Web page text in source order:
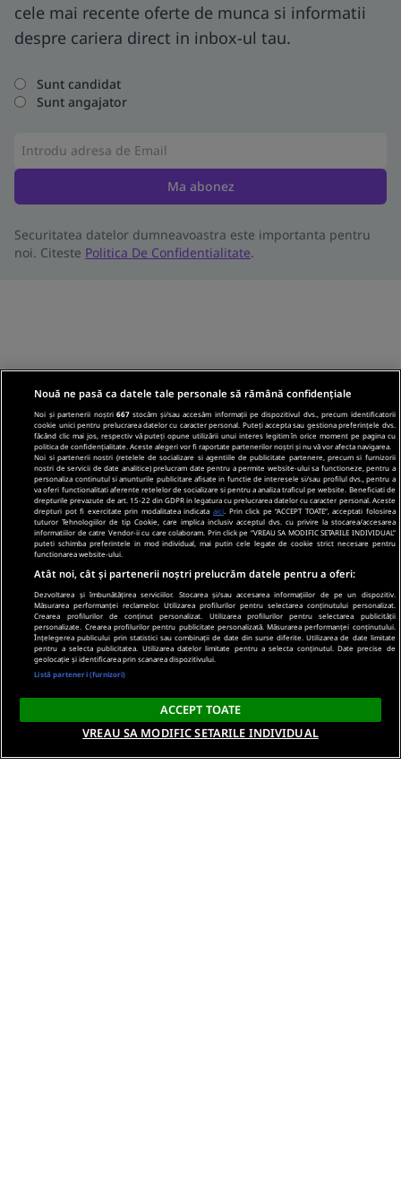
cele mai recente oferte de munca si informatii
despre cariera direct in inbox-ul tau.
Sunt candidat
Sunt angajator
Ma abonez
Securitatea datelor dumneavoastra este importanta pentru
noi. Citeste Politica De Confidentialitate.
Nouă ne pasă ca datele tale personale să rămână confidențiale
Noi și partenerii noștri667 stocăm și/sau accesăm informații pe dispozitivul dvs., precum identificatorii
cookie unici pentru prelucrarea datelor cu caracter personal. Puteți accepta sau gestiona preferințele dvs.
făcând clic mai jos, respectiv vă puteți opune utilizării unui interes legitim în orice moment pe pagina cu
politica de confidențialitate. Aceste alegeri vor fi raportate partenerilor noștri și nu vă vor afecta navigarea.
Noi si partenerii nostri (retelele de socializare si agentiile de publicitate partenere, precum si furnizorii
nostri de servicii de date analitice) prelucram date pentru a permite website-ului sa functioneze, pentru a
personaliza continutul si anunturile publicitare afisate in functie de interesele si/sau profilul dvs., pentru a
va oferi functionalitati aferente retelelor de socializare si pentru a analiza traficul pe website. Beneficiati de
drepturile prevazute de art. 15-22 din GDPR in legatura cu prelucrarea datelor cu caracter personal. Aceste
drepturi pot fi exercitate prin modalitatea indicata aici . Prin click pe “ACCEPT TOATE”, acceptati folosirea
tuturor Tehnologiilor de tip Cookie, care implica inclusiv acceptul dvs. cu privire la stocarea/accesarea
informatiilor de catre Vendor-ii cu care colaboram. Prin click pe “VREAU SA MODIFIC SETARILE INDIVIDUAL”
puteti schimba preferintele in mod individual, mai putin cele legate de cookie strict necesare pentru
functionarea website-ului.
Atât noi, cât și partenerii noștri prelucrăm datele pentru a oferi:
Dezvoltarea și îmbunătățirea serviciilor. Stocarea și/sau accesarea informațiilor de pe un dispozitiv.
Măsurarea performanței reclamelor. Utilizarea profilurilor pentru selectarea conținutului personalizat.
Crearea profilurilor de conținut personalizat. Utilizarea profilurilor pentru selectarea publicității
personalizate. Crearea profilurilor pentru publicitate personalizată. Măsurarea performanței conținutului.
Înțelegerea publicului prin statistici sau combinații de date din surse diferite. Utilizarea de date limitate
pentru a selecta publicitatea. Utilizarea datelor limitate pentru a selecta conținutul. Date precise de
geolocație și identificarea prin scanarea dispozitivului.
Listă parteneri (furnizori)
ACCEPT TOATE
VREAU SA MODIFIC SETARILE INDIVIDUAL